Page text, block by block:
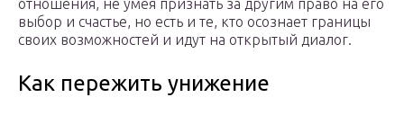
отношения, не умея признать за другим право на его
выбор и счастье, но есть и те, кто осознает границы
своих возможностей и идут на открытый диалог.
Как пережить унижение